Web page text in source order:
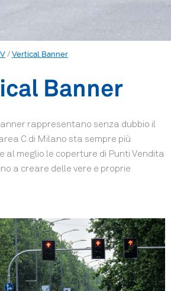
/ Vertical Banner
Banner
rappresentano senza dubbio il
C di Milano sta sempre più
al meglio le coperture di Punti Vendita
a creare delle vere e proprie